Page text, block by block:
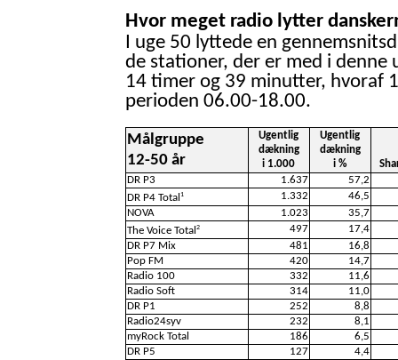
Hvor meget radio lytter
I uge 50 lyttede en
de stationer, der er med i denne
14 timer og 39 minutter, hvoraf
perioden 06.00-18.00.
Målgruppe
12-50 år
Ugentlig
dækning
i 1.000
Ugentlig
dækning
i %
DR P3
1.637
57,2
DR P4 Total 1 1.332
46,5
NOVA
1.023
35,7
The Voice Total 2 497
17,4
DR P7 Mix
481
16,8
Pop FM
420
14,7
Radio 100
332
11,6
Radio Soft
314
11,0
DR P1
252
8,8
Radio24syv
232
8,1
myRock Total
186
6,5
DR P5
127
4,4